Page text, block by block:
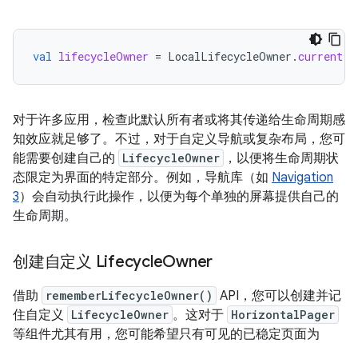
val lifecycleOwner = LocalLifecycleOwner .current
对于许多应用，检查此默认所有者或将其传递给生命周期感
知效应就足够了。不过，对于自定义导航或复杂布局，您可
能需要创建自己的 LifecycleOwner
，以便将生命周期状
态限定为界面的特定部分。例如，导航库（如 Navigation
3）会自动执行此操作，以便为每个单独的屏幕提供自己的
生命周期。
创建自定义 LifecycleOwner
借助 rememberLifecycleOwner() API，您可以创建并记
住自定义 LifecycleOwner 。这对于 HorizontalPager
等组件尤其有用，您可能希望只有可见的已稳定页面为